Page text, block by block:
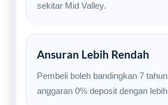
sekitar Mid Valley.
Ansuran Lebih Rendah
Pembeli boleh bandingkan 7
anggaran 0% deposit dengan